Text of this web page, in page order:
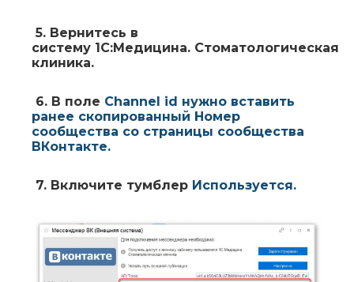
5. Вернитесь в
систему 1С:Медицина. Стоматологическая
клиника.
6. В поле Channel id нужно вставить
ранее скопированный Номер
сообщества со страницы сообщества
ВКонтакте.
7. Включите тумблер Используется.